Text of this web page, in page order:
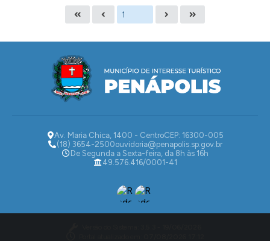
Av. Maria Chica, 1400 - CentroCEP: 16300-005
(18) 3654-2500ouvidoria@penapolis.sp.gov.br
De Segunda a Sexta-feira, da 8h às 16h
49.576.416/0001-41